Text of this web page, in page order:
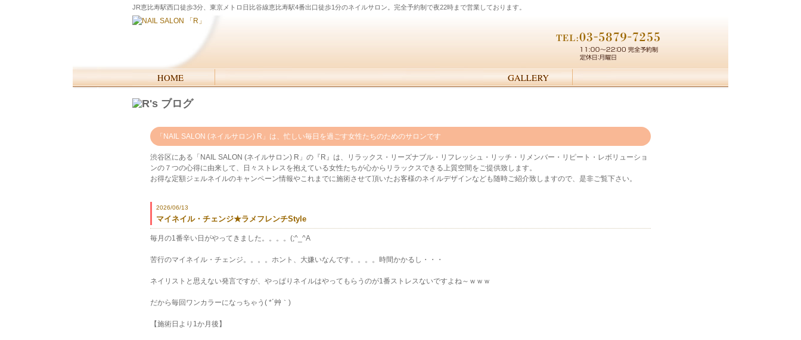
JR恵比寿駅西口徒歩3分、東京メトロ日比谷線恵比寿駅4番出口徒歩1分のネイルサロン。完全予約制で夜22時まで営業しております。
「NAIL SALON (ネイルサロン) R」は、忙しい毎日を過ごす女性たちのためのサロンです
渋谷区にある「NAIL SALON (ネイルサロン) R」の『R』は、リラックス・リーズナブル・リフレッシュ・リッチ・リメンバー・リピート・レボリューショ
ンの７つの心得に由来して、日々ストレスを抱えている女性たちが心からリラックスできる上質空間をご提供致します。
お得な定額ジェルネイルのキャンペーン情報やこれまでに施術させて頂いたお客様のネイルデザインなども随時ご紹介致しますので、是非ご覧下さい。
2026/06/13
マイネイル・チェンジ★ラメフレンチStyle
毎月の1番辛い日がやってきました。。。。(;^_^A
苦行のマイネイル・チェンジ。。。。ホント、大嫌いなんです。。。。時間かかるし・・・
ネイリストと思えない発言ですが、やっぱりネイルはやってもらうのが1番ストレスないですよね～ｗｗｗ
だから毎回ワンカラーになっちゃう( *´艸｀)
【施術日より1か月後】